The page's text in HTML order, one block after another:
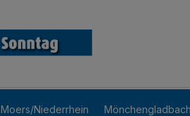
Moers/Niederrhein Mönchengladbach